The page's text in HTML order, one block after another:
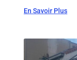
En Savoir Plus